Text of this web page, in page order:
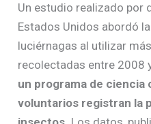
Un estudio realizado por
Estados Unidos abordó
luciérnagas al utilizar
recolectadas entre 2008
un programa de ciencia
voluntarios registran la